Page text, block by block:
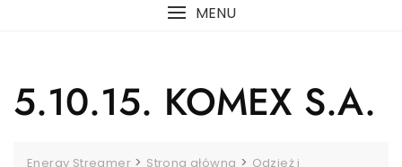
MENU
5.10.15. KOMEX S.A.
Energy Streamer > Strona główna > Odzież i